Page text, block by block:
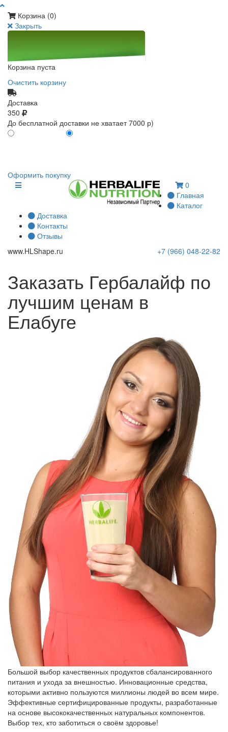
Корзина (0)
Закрыть
Корзина пуста
Очистить корзину
Доставка
350
До бесплатной доставки не хватает 7000 р)
Оформить покупку
0
Главная
Каталог
Доставка
Контакты
Отзывы
www.HLShape.ru +7 (966) 048-22-82
Заказать Гербалайф по
лучшим ценам в
Елабуге
Большой выбор качественных продуктов сбалансированного
питания и ухода за внешностью. Инновационные средства,
которыми активно пользуются миллионы людей во всем мире.
Эффективные сертифицированные продукты, разработанные
на основе высококачественных натуральных компонентов.
Выбор тех, кто заботиться о своём здоровье!